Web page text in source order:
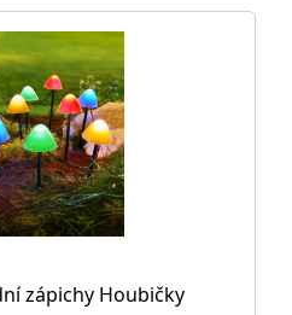
zápichy Houbičky